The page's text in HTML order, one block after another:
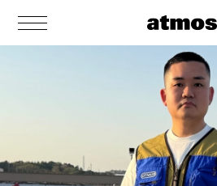
MEN
バッグ
シューズ
サンダル
ウェア
パンツ
バッグ
ショルダー / メッセンジャーバッグ
トート / エコバッグ
アクセサリー
グッズ / アクセサリー
その他
その他
WOMENS
バッグ
シューズ
サンダル / パンプス
ウェア
パンツ
バッグ
ショルダー / メッセンジャーバッグ
トート / エコバッグ
アクセサリー
グッズ / アクセサリー
その他
その他